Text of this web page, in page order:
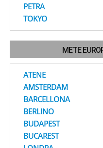
PETRA
TOKYO
METE
ATENE
AMSTERDAM
BARCELLONA
BERLINO
BUDAPEST
BUCAREST